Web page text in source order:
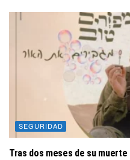
SEGURIDAD
Tras dos meses de su